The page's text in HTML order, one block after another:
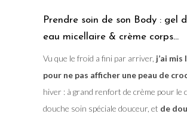
Prendre soin de son Body : gel
eau micellaire & crème corps…
Vu que le froid a fini par arriver, j’ai
pour ne pas afficher une peau de
hiver : à grand renfort de crème pour le
douche soin spéciale douceur, et de